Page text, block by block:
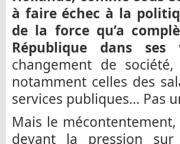
à faire échec à la
de la force qu’a
République dans ses
changement de
notamment celles des
services publiques… Pas
Mais le
devant la pression sur